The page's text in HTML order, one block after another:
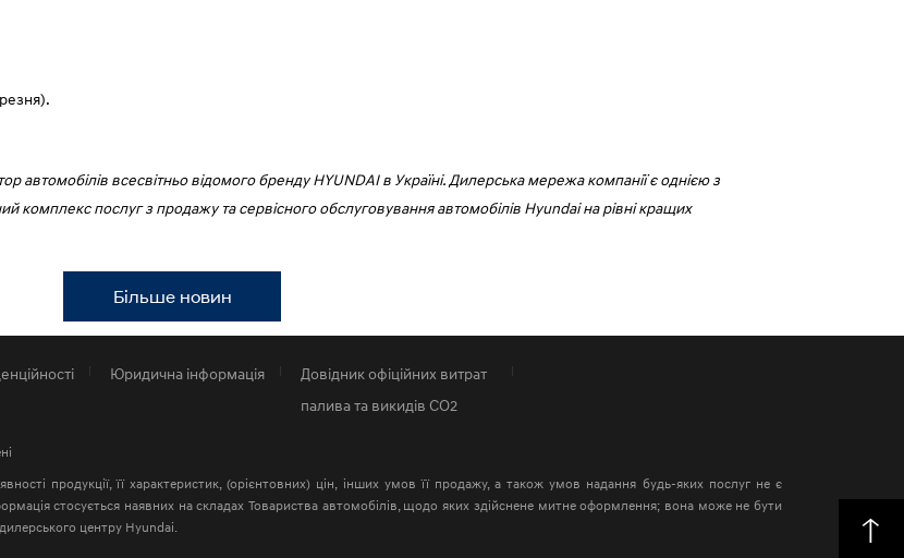
автомобілів всесвітньо відомого бренду HYUNDAI в Україні. Дилерська мережа компанії є однією з
комплекс послуг з продажу та сервісного обслуговування автомобілів Hyundai на рівні кращих
Більше новин
Юридична інформація
Довідник офіційних витрат
палива та викидів СО2
продукції, її характеристик, (орієнтовних) цін, інших умов її продажу, а також умов надання будь-яких послуг не є
стосується наявних на складах Товариства автомобілів, щодо яких здійснене митне оформлення; вона може не бути
центру Hyundai.